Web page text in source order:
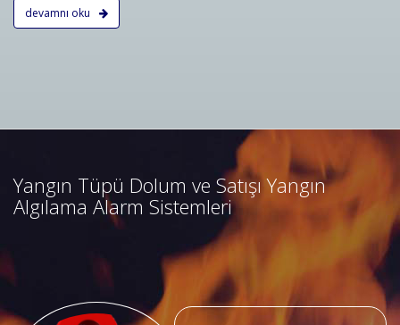
devamnı oku
Yangın Tüpü Dolum ve Satışı Yangın
Algılama Alarm Sistemleri
Bursa adresli ve konvansiyonel
yangın alarm sistemleri
projelendirme, duman, ısı,
kombine dedektörler, kontrol
panelleri ve yangın butonları
satış, bakım, montajı.
Devamını Oku